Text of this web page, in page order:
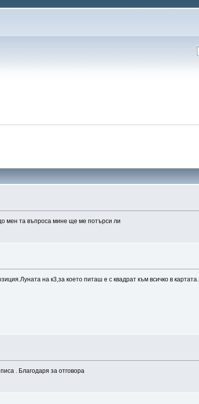
мен та въпроса мине ще ме потърси ли
на к3,за което питаш е с квадрат към всичко в картата.
. Благодаря за отговора